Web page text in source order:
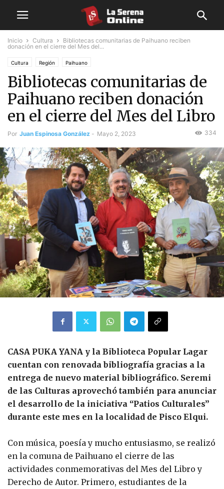
Inicio Cultura
Bibliotecas comunitarias de Paihuano reciben
donación en el cierre del Mes del...
Cultura Región Paihuano
Bibliotecas comunitarias de
Paihuano reciben donación
en el cierre del Mes del Libro
Por Juan Espinosa González - Mayo 2, 2023 334
CASA PUKA YANA y la Biblioteca Popular Lagar
cuentan con renovada bibliografía gracias a la
entrega de nuevo material bibliográfico. Seremi
de las Culturas aprovechó también para anunciar
el desarrollo de la iniciativa “Patios Culturales”
durante este mes en la localidad de Pisco Elqui.
Con música, poesía y mucho entusiasmo, se realizó
en la comuna de Paihuano el cierre de las
actividades conmemorativas del Mes del Libro y
Derecho de Autor. Primero, estudiantes de la